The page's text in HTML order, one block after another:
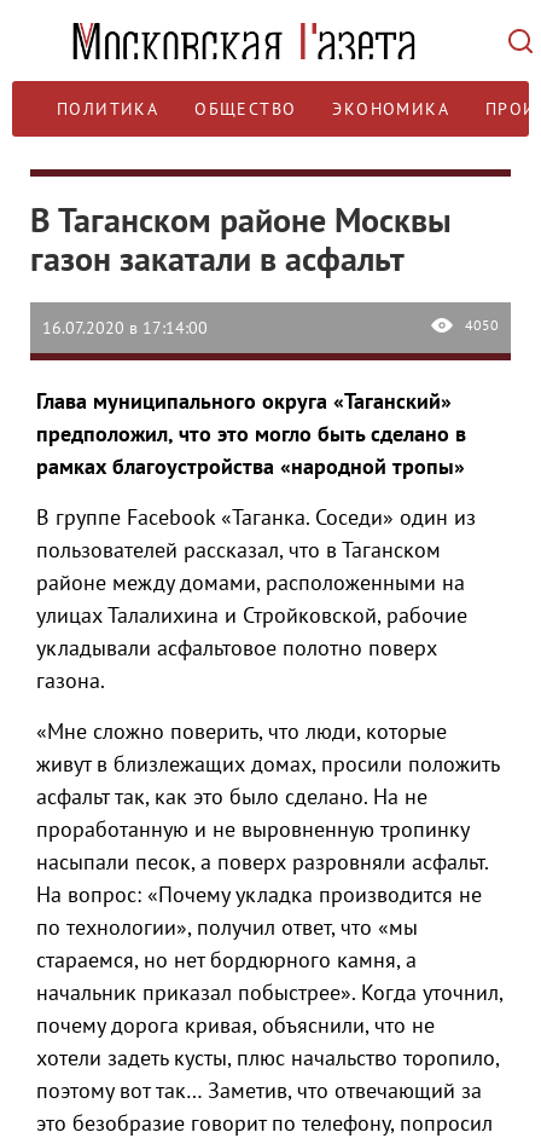
ПОЛИТИКА ОБЩЕСТВО ЭКОНОМИКА
В Таганском районе Москвы
газон закатали в асфальт
16.07.2020 в 17:14:00 4050
Глава муниципального округа «Таганский»
предположил, что это могло быть сделано в
рамках благоустройства «народной тропы»
В группе Facebook «Таганка. Соседи» один из
пользователей рассказал, что в Таганском
районе между домами, расположенными на
улицах Талалихина и Стройковской, рабочие
укладывали асфальтовое полотно поверх
газона.
«Мне сложно поверить, что люди, которые
живут в близлежащих домах, просили положить
асфальт так, как это было сделано. На не
проработанную и не выровненную тропинку
насыпали песок, а поверх разровняли асфальт.
На вопрос: «Почему укладка производится не
по технологии», получил ответ, что «мы
стараемся, но нет бордюрного камня, а
начальник приказал побыстрее». Когда уточнил,
почему дорога кривая, объяснили, что не
хотели задеть кусты, плюс начальство торопило,
поэтому вот так… Заметив, что отвечающий за
это безобразие говорит по телефону, попросил